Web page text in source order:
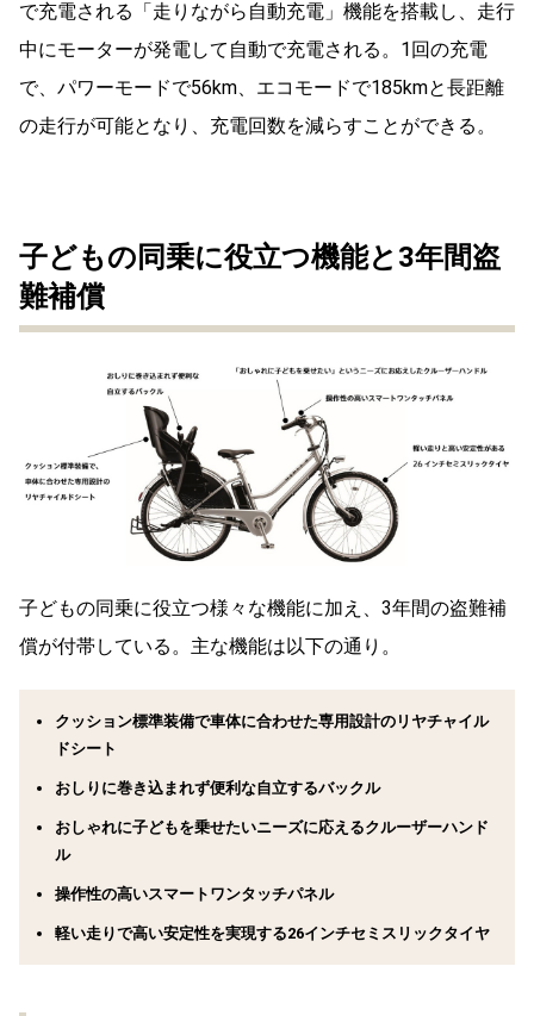
で充電される「走りながら自動充電」機能を搭載し、走行
中にモーターが発電して自動で充電される。1回の充電
で、パワーモードで56km、エコモードで185kmと長距離
の走行が可能となり、充電回数を減らすことができる。
子どもの同乗に役立つ機能と3年間盗
難補償
子どもの同乗に役立つ様々な機能に加え、3年間の盗難補
償が付帯している。主な機能は以下の通り。
クッション標準装備で車体に合わせた専用設計のリヤチャイル
ドシート
おしりに巻き込まれず便利な自立するバックル
おしゃれに子どもを乗せたいニーズに応えるクルーザーハンド
ル
操作性の高いスマートワンタッチパネル
軽い走りで高い安定性を実現する26インチセミスリックタイヤ